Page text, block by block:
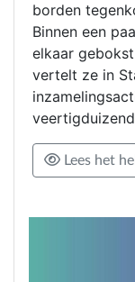
borden
Binnen een
elkaar
vertelt ze in
Lees het